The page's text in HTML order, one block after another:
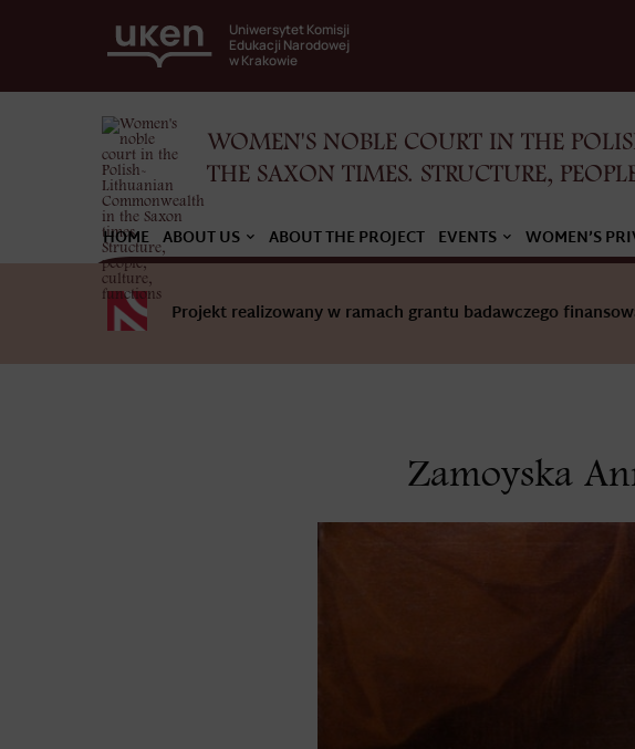
Uniwersytet Komisji
Edukacji Narodowej
w Krakowie
WOMEN'S NOBLE COURT IN THE
THE SAXON TIMES. STRUCTURE,
HOME ABOUT US ABOUT THE PROJECT EVENTS WOMEN’S
Projekt realizowany w ramach grantu badawczego
Zamoyska